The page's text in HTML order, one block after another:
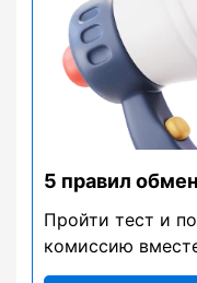
5 правил
Пройти тест и
комиссию